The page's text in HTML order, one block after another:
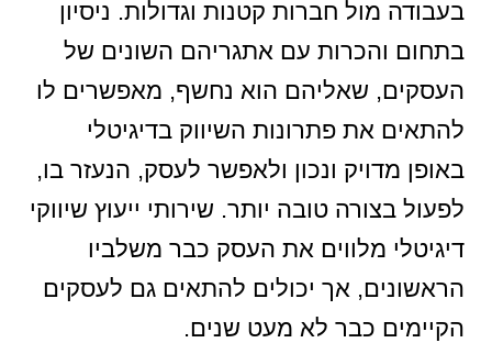
בעבודה מול חברות קטנות וגדולות. ניסיון
בתחום והכרות עם אתגריהם השונים של
העסקים, שאליהם הוא נחשף, מאפשרים לו
להתאים את פתרונות השיווק בדיגיטלי
באופן מדויק ונכון ולאפשר לעסק, הנעזר בו,
לפעול בצורה טובה יותר. שירותי ייעוץ שיווקי
דיגיטלי מלווים את העסק כבר משלביו
הראשונים, אך יכולים להתאים גם לעסקים
הקיימים כבר לא מעט שנים.